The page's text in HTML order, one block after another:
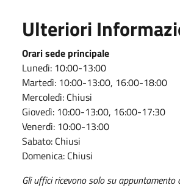
Ulteriori
Orari sede principale
Lunedì: 10:00-13:00
Martedì: 10:00-13:00, 16:00-18:00
Mercoledì: Chiusi
Giovedì: 10:00-13:00, 16:00-17:30
Venerdì: 10:00-13:00
Sabato: Chiusi
Domenica: Chiusi
Gli uffici ricevono solo su appuntamento